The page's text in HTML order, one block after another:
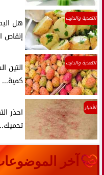
التغذية والدايت
هل
إنقاص
التغذية والدايت
كمية...
الأخبار
آخر